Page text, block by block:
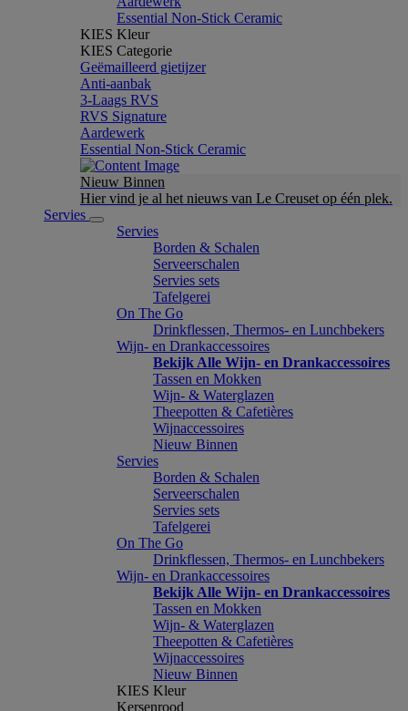
Essential Non-Stick Ceramic
KIES Kleur
KIES Categorie
Geëmailleerd gietijzer
Anti-aanbak
3-Laags RVS
RVS Signature
Aardewerk
Essential Non-Stick Ceramic
Nieuw Binnen
Hier vind je al het nieuws van Le Creuset op één plek.
Servies
Servies
Borden & Schalen
Serveerschalen
Servies sets
Tafelgerei
On The Go
Drinkflessen, Thermos- en Lunchbekers
Wijn- en Drankaccessoires
Bekijk Alle Wijn- en Drankaccessoires
Tassen en Mokken
Wijn- & Waterglazen
Theepotten & Cafetières
Wijnaccessoires
Nieuw Binnen
Servies
Borden & Schalen
Serveerschalen
Servies sets
Tafelgerei
On The Go
Drinkflessen, Thermos- en Lunchbekers
Wijn- en Drankaccessoires
Bekijk Alle Wijn- en Drankaccessoires
Tassen en Mokken
Wijn- & Waterglazen
Theepotten & Cafetières
Wijnaccessoires
Nieuw Binnen
KIES Kleur
Kersenrood